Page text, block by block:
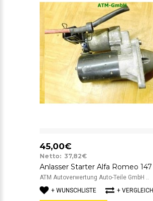
45,00€
Netto: 37,82€
ATM Autoverwertung Auto-Teile GmbH ..
+ WUNSCHLISTE
+ VERGLEICH